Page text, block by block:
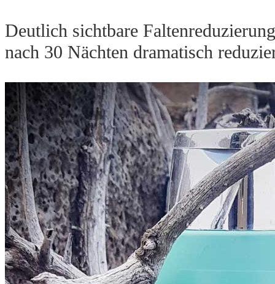
Deutlich sichtbare
nach 30 Nächten dramatisch